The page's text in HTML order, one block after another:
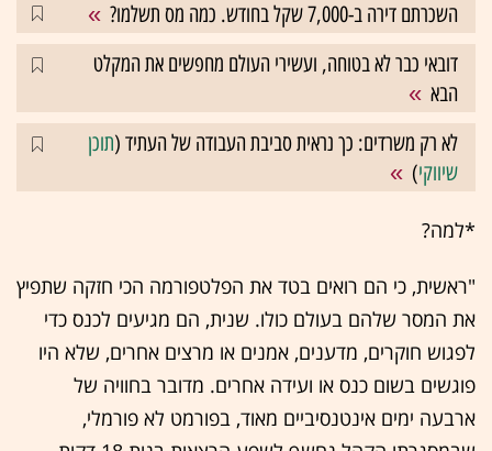
השכרתם דירה ב-7,000 שקל בחודש. כמה מס תשלמו?
דובאי כבר לא בטוחה, ועשירי העולם מחפשים את המקלט
הבא
לא רק משרדים: כך נראית סביבת העבודה של העתיד (תוכן
שיווקי)
*למה?
"ראשית, כי הם רואים בטד את הפלטפורמה הכי חזקה שתפיץ
את המסר שלהם בעולם כולו. שנית, הם מגיעים לכנס כדי
לפגוש חוקרים, מדענים, אמנים או מרצים אחרים, שלא היו
פוגשים בשום כנס או ועידה אחרים. מדובר בחוויה של
ארבעה ימים אינטנסיביים מאוד, בפורמט לא פורמלי,